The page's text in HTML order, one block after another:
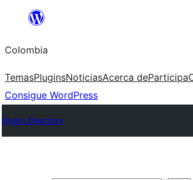
Saltar
contenido
Colombia
TemasPluginsNoticiasAcerca deParticipa
Consigue WordPress
Plugin Directory